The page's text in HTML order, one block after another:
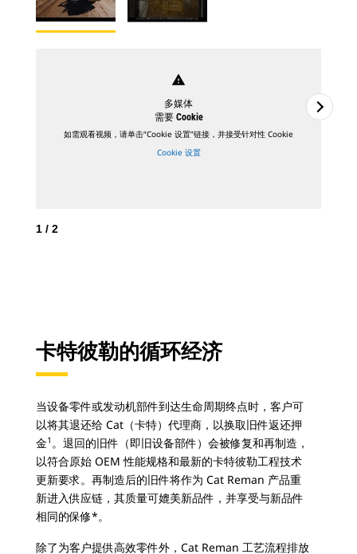
warning
多媒体
需要 Cookie
如需观看视频，请单击“Cookie 设置”链接，并接受针对性 Cookie
Cookie 设置
1 / 2
卡特彼勒的循环经济
当设备零件或发动机部件到达生命周期终点时，客户可
以将其退还给 Cat（卡特）代理商，以换取旧件返还押
金1 。退回的旧件（即旧设备部件）会被修复和再制造，
以符合原始 OEM 性能规格和最新的卡特彼勒工程技术
更新要求。再制造后的旧件将作为 Cat Reman 产品重
新进入供应链，其质量可媲美新品件，并享受与新品件
相同的保修*。
除了为客户提供高效零件外，Cat Reman 工艺流程排放